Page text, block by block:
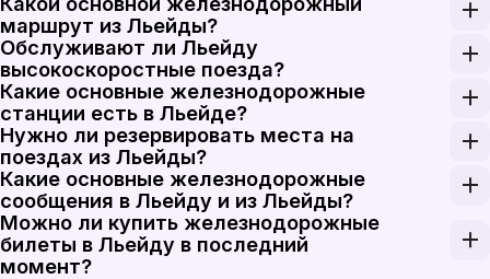
У Льейды нет отдельного железнодорожного
маршрут из Льейды?
Основной высокоскоростной маршрут из Льейды
Обслуживают ли Льейду
высокоскоростные поезда?
Да. Lleida Pirineus обслуживается
Какие основные железнодорожные
станции есть в Льейде?
Lleida Pirineus — главная пассажирская станция
Нужно ли резервировать места на
поездах из Льейды?
Резервирование мест обязательно на рейсах
Какие основные железнодорожные
сообщения в Льейду и из Льейды?
Льейда соединена с Барселоной примерно за 1
Можно ли купить железнодорожные
билеты в Льейду в последний
момент?